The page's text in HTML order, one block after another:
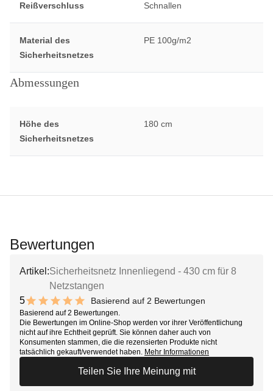
Reißverschluss
Schnallen
Material des
Sicherheitsnetzes
PE 100g/m2
Abmessungen
Höhe des
Sicherheitsnetzes
180 cm
Bewertungen
Artikel:Sicherheitsnetz Innenliegend - 430 cm für 8
Netzstangen
5
10 out of 10 stars
Basierend auf 2 Bewertungen
Basierend auf 2 Bewertungen.
Die Bewertungen im Online-Shop werden vor ihrer Veröffentlichung
nicht auf ihre Echtheit geprüft. Sie können daher auch von
Konsumenten stammen, die die rezensierten Produkte nicht
tatsächlich gekauft/verwendet haben. Mehr Informationen
Teilen Sie Ihre Meinung mit